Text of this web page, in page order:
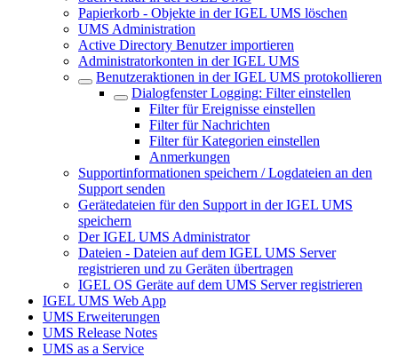
Papierkorb - Objekte in der IGEL UMS löschen
UMS Administration
Active Directory Benutzer importieren
Administratorkonten in der IGEL UMS
Benutzeraktionen in der IGEL UMS protokollieren
Dialogfenster Logging: Filter einstellen
Filter für Ereignisse einstellen
Filter für Nachrichten
Filter für Kategorien einstellen
Anmerkungen
Supportinformationen speichern / Logdateien an den
Support senden
Gerätedateien für den Support in der IGEL UMS
speichern
Der IGEL UMS Administrator
Dateien - Dateien auf dem IGEL UMS Server
registrieren und zu Geräten übertragen
IGEL OS Geräte auf dem UMS Server registrieren
IGEL UMS Web App
UMS Erweiterungen
UMS Release Notes
UMS as a Service